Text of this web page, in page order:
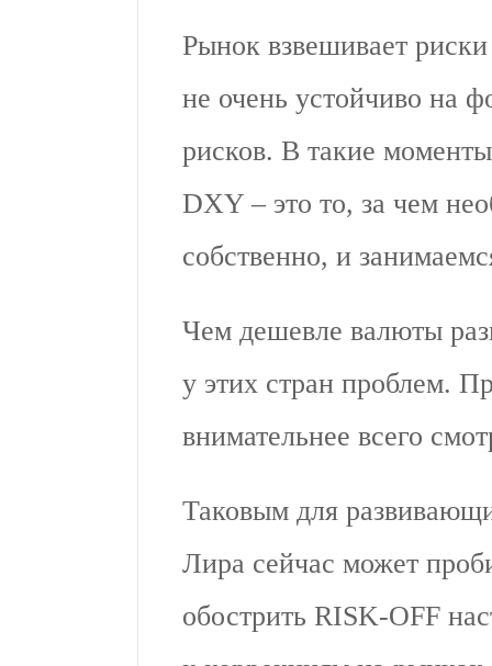
Рынок взвешивает
не очень устойчиво на
рисков. В такие
DXY – это то, за чем
собственно, и
Чем дешевле валюты
у этих стран проблем.
внимательнее всего
Таковым для
Лира сейчас может
обострить RISK-OFF